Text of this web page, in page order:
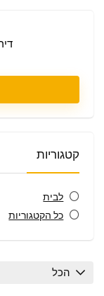
קטגוריות
לבית
כל הקטגוריות
הכל